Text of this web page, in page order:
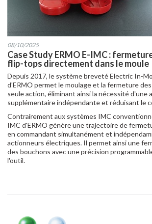
08/10/2025
Case Study ERMO E-IMC :
flip-tops directement dans le moule
Depuis 2017, le système breveté Electric In-
d'ERMO permet le moulage et la fermeture
seule action, éliminant ainsi la nécessité d'une
supplémentaire indépendante et réduisant le
Contrairement aux systèmes IMC
IMC d'ERMO génère une trajectoire de
en commandant simultanément et
actionneurs électriques. Il permet ainsi une
des bouchons avec une précision
l'outil.